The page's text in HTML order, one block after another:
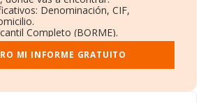
Denominación, CIF,
Completo (BORME).
Ventas y Empleados.
y Administradores.
MI INFORME GRATUITO